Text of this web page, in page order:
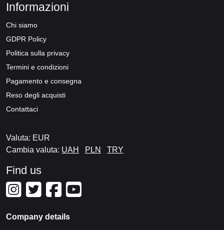
Informazioni
Chi siamo
GDPR Policy
Politica sulla privacy
Termini e condizioni
Pagamento e consegna
Reso degli acquisti
Contattaci
Valuta: EUR
Cambia valuta: UAH PLN TRY
Find us
Company details